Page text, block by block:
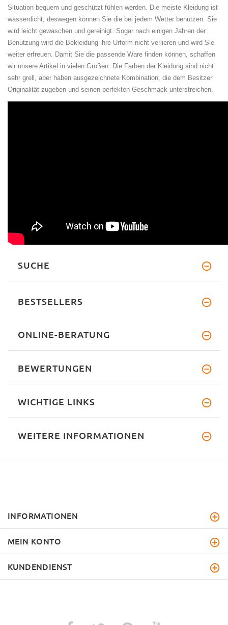
Situation bequem und geschützt fühlen werden. Die meiste Kleidung ist
wasserdicht, deswegen können Sie die bei jedem Wetter benutzen. Sie
wird leicht gewaschen und gereinigt. Sogar nach einigen Jahren der
Benutzung wird die Bekleidung ihre Urform nicht verlieren und wird Sie
weiter erfreuen. Damit Sie die passende Ware finden können, schaffen
wir unsere Artikel in vielen Größen. Die Farben der Kleidung sind nicht
sehr grell, aber haben ausgezeichnete Kombination, die dem Besitzer
Originalität zugeben und seinen perfekten Geschmack unterstreichen.
SUCHE
BESTSELLERS
ONLINE-BERATUNG
BEWERTUNGEN
WICHTIGE LINKS
WEITERE INFORMATIONEN
INFORMATIONEN
MEIN KONTO
KUNDENDIENST